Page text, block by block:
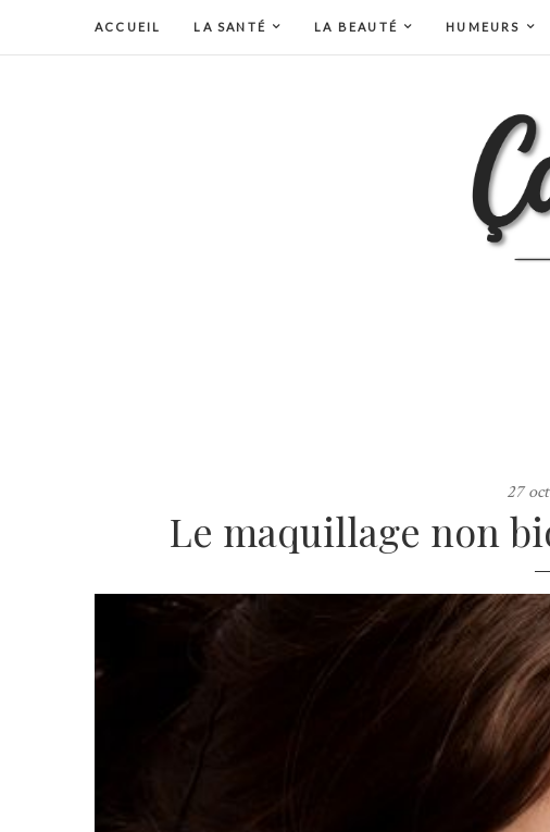
ACCUEIL LA SANTÉ LA BEAUTÉ HUMEURS
27
Le maquillage non